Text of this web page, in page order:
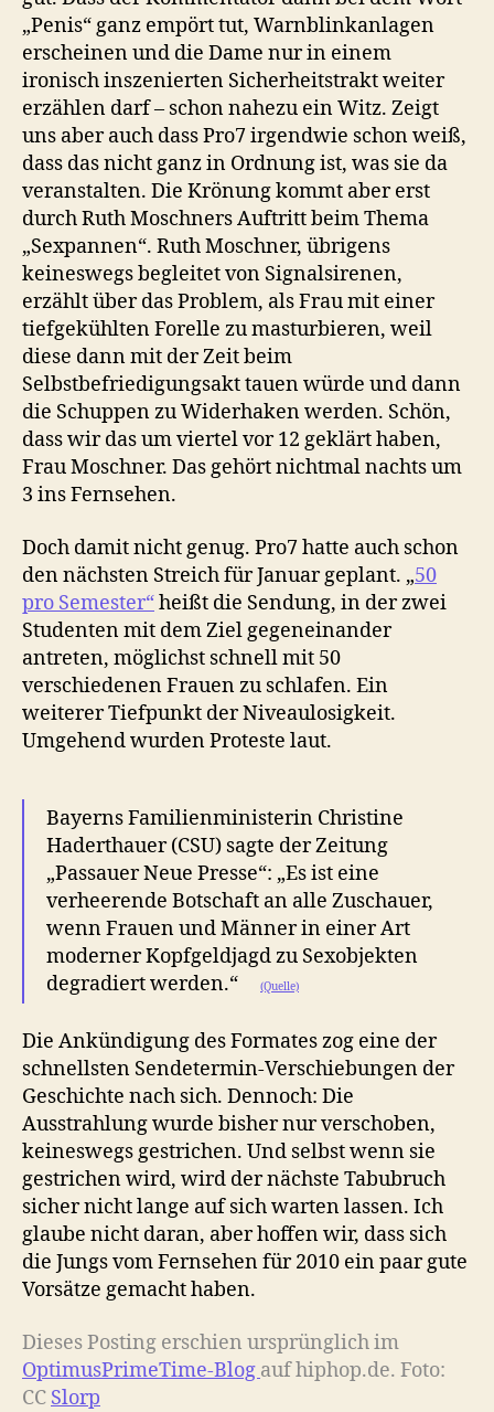
„Penis“ ganz empört tut, Warnblinkanlagen
erscheinen und die Dame nur in einem
ironisch inszenierten Sicherheitstrakt weiter
erzählen darf – schon nahezu ein Witz. Zeigt
uns aber auch dass Pro7 irgendwie schon weiß,
dass das nicht ganz in Ordnung ist, was sie da
veranstalten. Die Krönung kommt aber erst
durch Ruth Moschners Auftritt beim Thema
„Sexpannen“. Ruth Moschner, übrigens
keineswegs begleitet von Signalsirenen,
erzählt über das Problem, als Frau mit einer
tiefgekühlten Forelle zu masturbieren, weil
diese dann mit der Zeit beim
Selbstbefriedigungsakt tauen würde und dann
die Schuppen zu Widerhaken werden. Schön,
dass wir das um viertel vor 12 geklärt haben,
Frau Moschner. Das gehört nichtmal nachts um
3 ins Fernsehen.
Doch damit nicht genug. Pro7 hatte auch schon
den nächsten Streich für Januar geplant. „50
pro Semester“heißt die Sendung, in der zwei
Studenten mit dem Ziel gegeneinander
antreten, möglichst schnell mit 50
verschiedenen Frauen zu schlafen. Ein
weiterer Tiefpunkt der Niveaulosigkeit.
Umgehend wurden Proteste laut.
Bayerns Familienministerin Christine
Haderthauer (CSU) sagte der Zeitung
„Passauer Neue Presse“: „Es ist eine
verheerende Botschaft an alle Zuschauer,
wenn Frauen und Männer in einer Art
moderner Kopfgeldjagd zu Sexobjekten
degradiert werden.“
(Quelle)
Die Ankündigung des Formates zog eine der
schnellsten Sendetermin-Verschiebungen der
Geschichte nach sich. Dennoch: Die
Ausstrahlung wurde bisher nur verschoben,
keineswegs gestrichen. Und selbst wenn sie
gestrichen wird, wird der nächste Tabubruch
sicher nicht lange auf sich warten lassen. Ich
glaube nicht daran, aber hoffen wir, dass sich
die Jungs vom Fernsehen für 2010 ein paar gute
Vorsätze gemacht haben.
Dieses Posting erschien ursprünglich im
OptimusPrimeTime-Blog auf hiphop.de. Foto:
CC Slorp